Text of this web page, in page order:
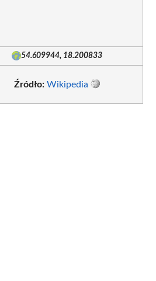
54.609944, 18.200833
Źródło: Wikipedia